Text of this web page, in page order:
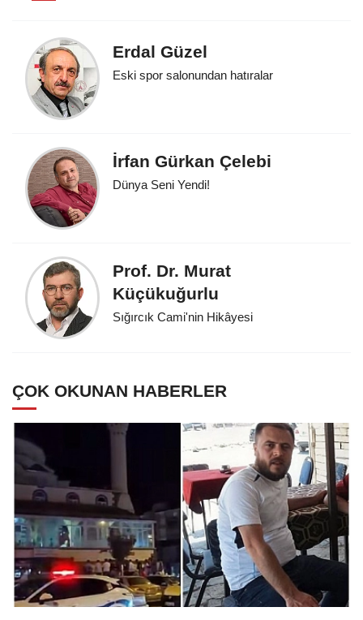
Erdal Güzel
Eski spor salonundan hatıralar
İrfan Gürkan Çelebi
Dünya Seni Yendi!
Prof. Dr. Murat
Küçükuğurlu
Sığırcık Cami'nin Hikâyesi
ÇOK OKUNAN HABERLER